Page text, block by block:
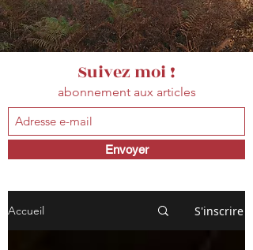
Suivez moi !
abonnement aux articles
Envoyer
Accueil S'inscrire